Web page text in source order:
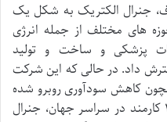
جنرال الکتریک به شکل یک
های مختلف از جمله انرژی
پزشکی و ساخت و تولید
داد. در حالی که این شرکت
کاهش سودآوری روبرو شده
است، اما با داشتن بیش از ۲۰۰،۰۰۰ کارمند در سراسر جهان، جنرال